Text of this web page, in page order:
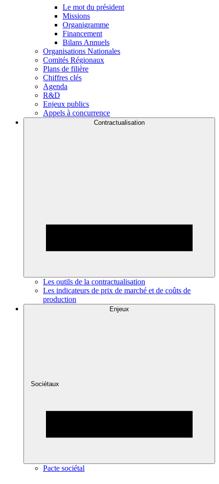
Le mot du président
Missions
Organigramme
Financement
Bilans Annuels
Organisations Nationales
Comités Régionaux
Plans de filière
Chiffres clés
Agenda
R&D
Enjeux publics
Appels à concurrence
Contractualisation
Les outils de la contractualisation
Les indicateurs de prix de marché et de coûts de
production
Enjeux
Sociétaux
Pacte sociétal